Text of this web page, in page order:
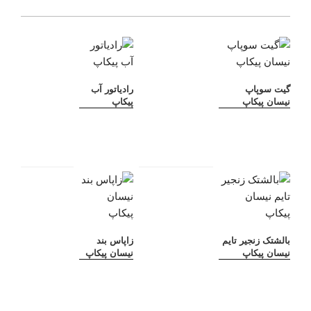
گیت سوپاپ
نیسان پیکاپ
رادیاتور آب
پیکاپ
بالشتک زنجیر تایم
نیسان پیکاپ
زاپاس بند
نیسان پیکاپ